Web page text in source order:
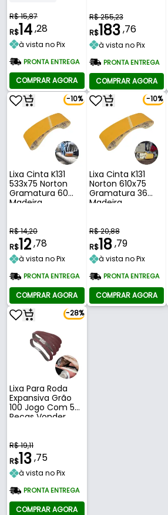
R$ 15,87
R$14,28
à vista no Pix
PRONTA ENTREGA
COMPRAR AGORA
R$ 255,23
R$183,76
à vista no Pix
PRONTA ENTREGA
COMPRAR AGORA
-10%
Lixa Cinta K131
533x75 Norton
Gramatura 60
Madeira
R$ 14,20
R$12,78
à vista no Pix
PRONTA ENTREGA
COMPRAR AGORA
-10%
Lixa Cinta K131
Norton 610x75
Gramatura 36
Madeira
R$ 20,88
R$18,79
à vista no Pix
PRONTA ENTREGA
COMPRAR AGORA
-28%
Lixa Para Roda
Expansiva Grão
100 Jogo Com 5
Peças Vonder
R$ 19,11
R$13,75
à vista no Pix
PRONTA ENTREGA
COMPRAR AGORA